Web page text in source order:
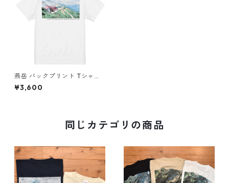
燕岳 バックプリント Tシャツ
綿 コットン 山 登山 山Tシャツ
山のイラスト ホワイト 白
¥3,600
同じカテゴリの商品